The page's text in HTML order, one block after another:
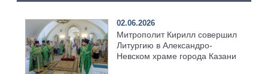
02.06.2026
Митрополит Кирилл совершил
Литургию в Александро-
Невском храме города Казани